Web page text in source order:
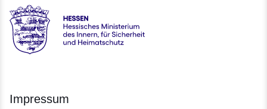
Hessen - Hessisches Ministerium des Innern, für Sicherheit
Impressum